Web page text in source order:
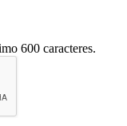
600 caracteres.